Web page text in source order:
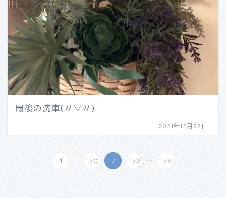
最後の洗車(〃▽〃)
2021年12月28日
1 ... 170 171 172 ... 178